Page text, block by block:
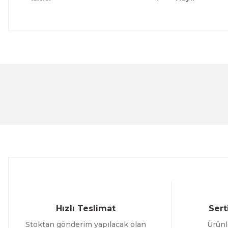
Hızlı Teslimat
Stoktan gönderim yapılacak olan